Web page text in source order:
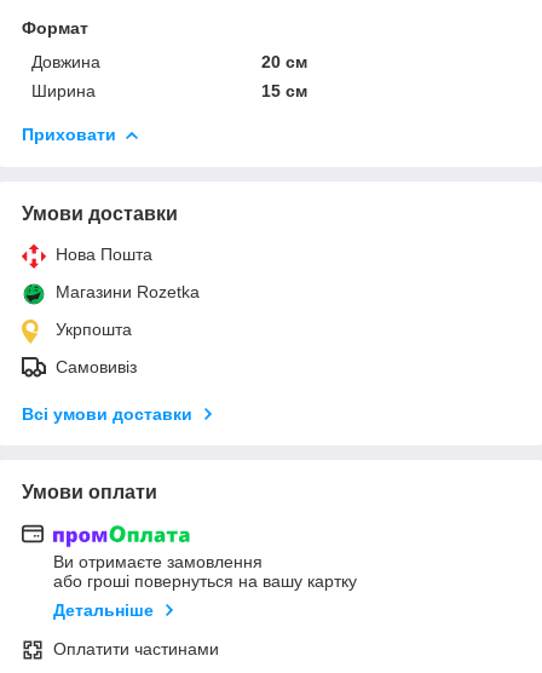
Формат
Довжина
20 см
Ширина
15 см
Приховати
Умови доставки
Нова Пошта
Магазини Rozetka
Укрпошта
Самовивіз
Всі умови доставки
Умови оплати
Ви отримаєте замовлення
або гроші повернуться на вашу картку
Детальніше
Оплатити частинами